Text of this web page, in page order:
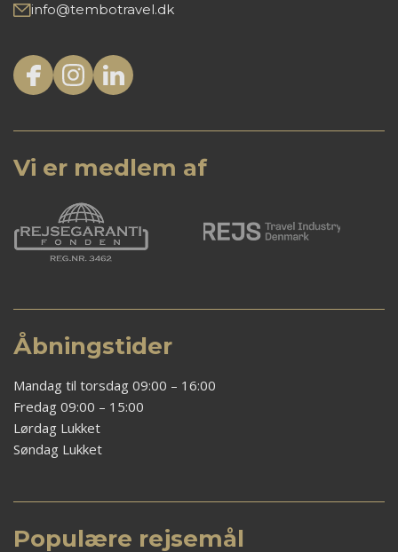
info@tembotravel.dk
Vi er medlem af
Åbningstider
Mandag til torsdag 09:00 – 16:00
Fredag 09:00 – 15:00
Lørdag Lukket
Søndag Lukket
Populære rejsemål